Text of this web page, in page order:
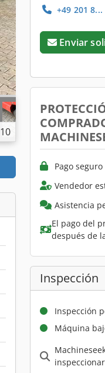
10
+49 201
Enviar
Pago
Vendedor
Asistencia
El pago del
después de
Inspección
Inspección
Máquina